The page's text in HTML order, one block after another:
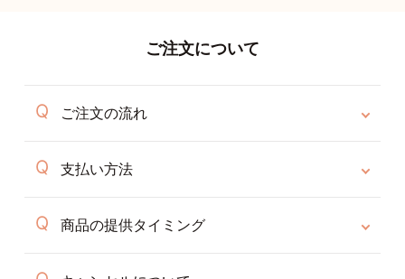
ご注文について
ご注文の流れ
支払い方法
商品の提供タイミング